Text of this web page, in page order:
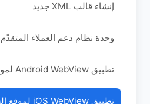
إنشاء قالب XML جديد
وحدة نظام دعم العملاء المتقدّم
تطبيق Android WebView لموقع السوق الإلكتروني
تطبيق iOS WebView لموقع السوق الإلكتروني